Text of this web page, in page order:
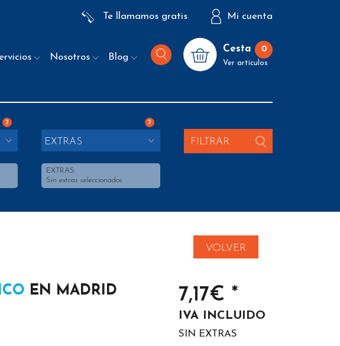
Te llamamos gratis Mi cuenta
Nosotros Blog
Cesta 0
Ver artículos
? ?
EXTRAS
EXTRAS
Sin extras seleccionados
FILTRAR
VOLVER
EN MADRID 7,17€ *
IVA INCLUIDO
SIN EXTRAS